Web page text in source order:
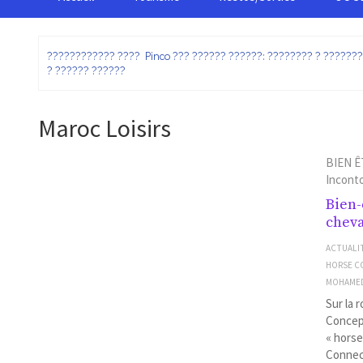
???????????? ???? Pinco ??? ?????? ??????: ???????? ?
? ?????? ??????
Maroc Loisirs
BIEN
HORSE
Sur la
«